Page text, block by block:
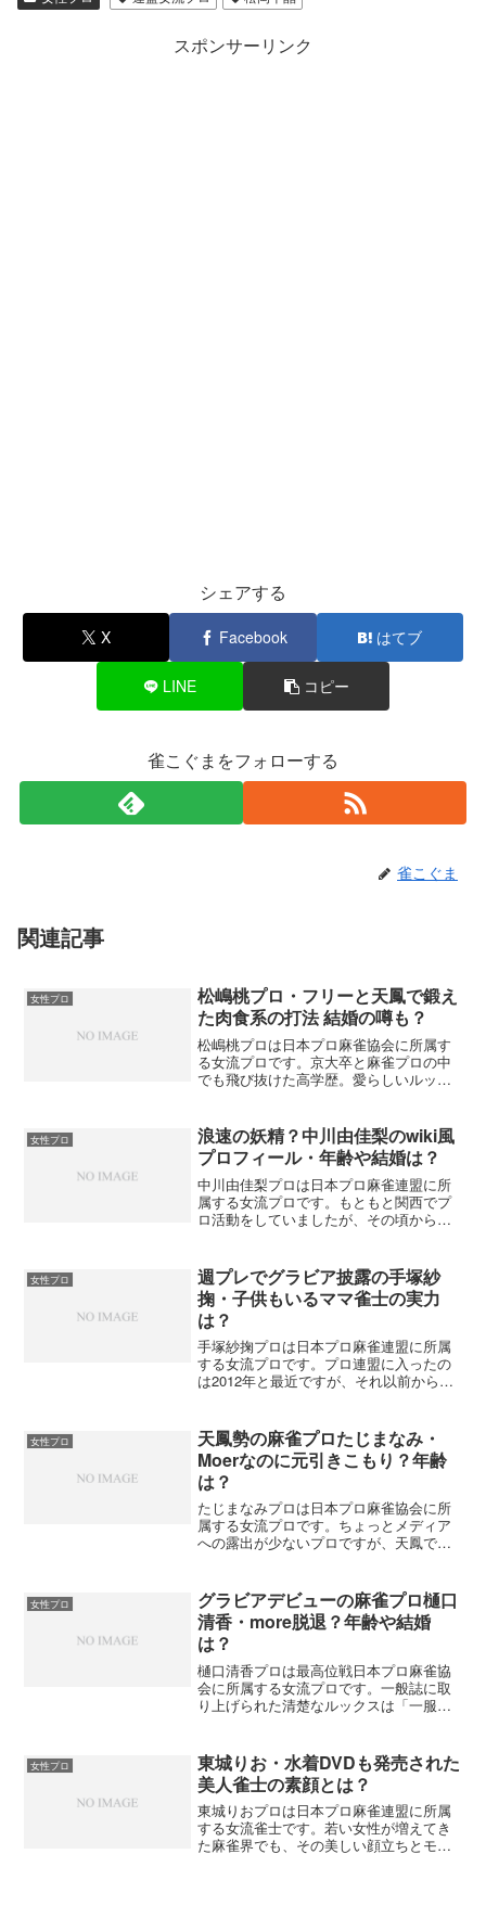
スポンサーリンク
シェアする
X Facebook はてブ
LINE コピー
雀こぐまをフォローする
雀こぐま
関連記事
女性プロ
松嶋桃プロ・フリーと天鳳で鍛え
た肉食系の打法 結婚の噂も？
松嶋桃プロは日本プロ麻雀協会に所属す
る女流プロです。京大卒と麻雀プロの中
でも飛び抜けた高学歴。愛らしいルック
プロについてまとめてみました。
女性プロ
浪速の妖精？中川由佳梨のwiki風
プロフィール・年齢や結婚は？
中川由佳梨プロは日本プロ麻雀連盟に所
属する女流プロです。もともと関西でプ
ロ活動をしていましたが、その頃から知
す。そんな中川由佳梨プロについてまと
めてみました。
女性プロ
週プレでグラビア披露の手塚紗
掬・子供もいるママ雀士の実力
は？
手塚紗掬プロは日本プロ麻雀連盟に所属
する女流プロです。プロ連盟に入ったの
は2012年と最近ですが、それ以前から麻
雀士でした。まだ女性プロが少ない時代
から活躍して、女流ブームを起こした牽
引者の一人でもあります。そんな手塚紗
掬プロについてまとめてみました。
女性プロ
天鳳勢の麻雀プロたじまなみ・
Moerなのに元引きこもり？年齢
は？
たじまなみプロは日本プロ麻雀協会に所
属する女流プロです。ちょっとメディア
への露出が少ないプロですが、天鳳で鍛
女流には珍しいタイプです。最近では女
流プロのグループ「More」でも活動して
知名度が高まってきています。そんなた
じまなみプロについてまとめてみまし
た。
女性プロ
グラビアデビューの麻雀プロ樋口
清香・more脱退？年齢や結婚
は？
樋口清香プロは最高位戦日本プロ麻雀協
会に所属する女流プロです。一般誌に取
り上げられた清楚なルックスは「一服の
の若手女性プロです。そんな樋口清香プ
ロについてまとめてみました。
女性プロ
東城りお・水着DVDも発売された
美人雀士の素顔とは？
東城りおプロは日本プロ麻雀連盟に所属
する女流雀士です。若い女性が増えてき
た麻雀界でも、その美しい顔立ちとモデ